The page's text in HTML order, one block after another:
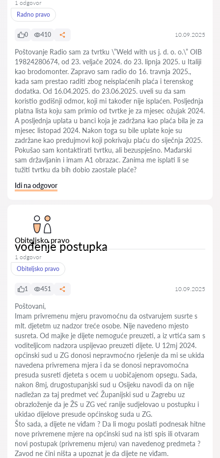
1 odgovor
Radno pravo
0 410 10.09.2025
Poštovanje Radio sam za tvrtku \”Weld with us j. d. o. o.\” OIB
19824280674, od 23. veljače 2024. do 23. lipnja 2025. u Italiji
kao brodomonter. Zapravo sam radio do 16. travnja 2025.,
kada sam prestao raditi zbog neisplaćenih plaća i terenskog
dodatka. Od 16.04.2025. do 23.06.2025. uveli su da sam
koristio godišnji odmor, koji mi također nije isplaćen. Posljednja
platna lista koju sam primio od tvrtke je za mjesec ožujak 2024.
A posljednja uplata u banci koja je zadržana kao plaća bila je za
mjesec listopad 2024. Nakon toga su bile uplate koje su
zadržane kao predujmovi koji pokrivaju plaću do siječnja 2025.
Pokušao sam kontaktirati tvrtku, ali bezuspješno. Mađarski
sam državljanin i imam A1 obrazac. Zanima me isplati li se
tužiti tvrtku da bih dobio zaostale plaće?
Idi na odgovor
Obiteljsko pravo
vođenje postupka
1 odgovor
Obiteljsko pravo
1 451 10.09.2025
Poštovani,
Imam privremenu mjeru pravomoćnu da ostvarujem susrte s
mlt. djetetm uz nadzor treće osobe. Nije navedeno mjesto
susreta. Od majke je dijete nemoguće preuzeti, a iz vrtića sam s
voditeljicom nadzora uspijevao preuzeti dijete. U 12mj 2024.
općinski sud u ZG donosi nepravmoćno rješenje da mi se ukida
navedena privremena mjera i da se donosi nepravomoćna
presuda susreti djeteta s ocem u uobičajenom opsegu. Sada,
nakon 8mj, drugostupanjski sud u Osijeku navodi da on nije
nadležan za taj predmet već Županijski sud u Zagrebu uz
obrazloženje da je ŽS u ZG već ranije sudjelovao u postupku i
ukidao dijelove presude općinskog suda u ZG.
Što sada, a dijete ne viđam ? Da li mogu poslati podnesak hitne
nove privremene mjere na općinski sud na isti spis ili otvaram
novi postupak (privremenu mjeru) van navedenog predmeta ?
Zavod ne čini ništa a upoznat je da dijete ne viđam.